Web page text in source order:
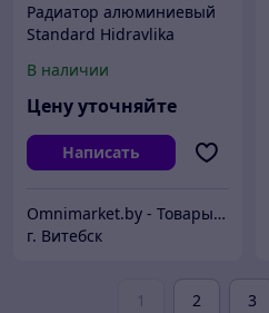
Радиатор алюминиевый
Standard Hidravlika
BQ500 SG, Китай
В наличии
Цену уточняйте
Написать
Omnimarket.by - Товары для дома и стройки с доставкой по Беларуси
г. Витебск
1 2 3